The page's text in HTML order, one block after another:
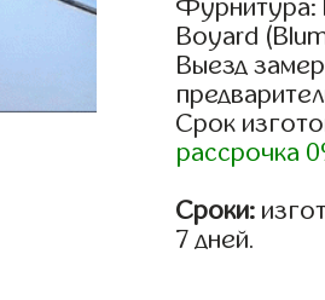
Фурнитура:
Boyard
Выезд
Срок
рассрочка
Сроки:
7 дней.